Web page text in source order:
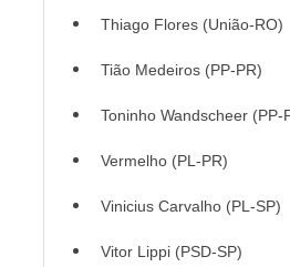
Thiago Flores (União-RO)
Tião Medeiros (PP-PR)
Toninho Wandscheer (PP-
Vermelho (PL-PR)
Vinicius Carvalho (PL-SP)
Vitor Lippi (PSD-SP)